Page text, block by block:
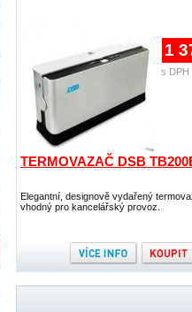
TERMOVAZAČ DSB
Elegantní, designově vydařený
vhodný pro kancelářský provoz.
1
s DPH